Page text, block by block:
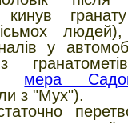
кинув
людей),
у
мера
з "Мух").